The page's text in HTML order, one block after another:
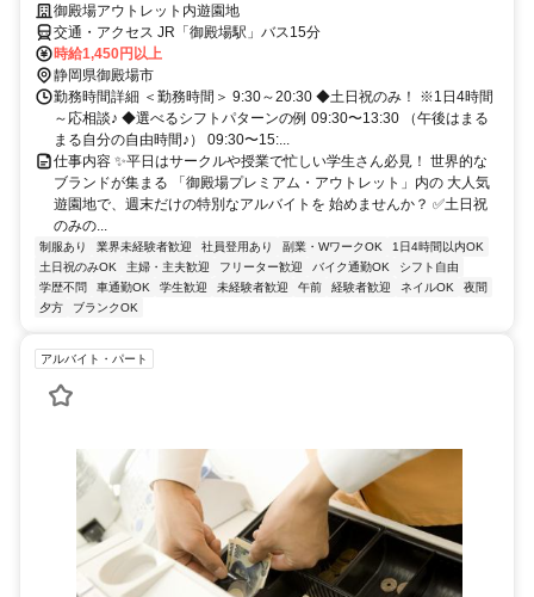
御殿場アウトレット内遊園地
交通・アクセス JR「御殿場駅」バス15分
時給1,450円以上
静岡県御殿場市
勤務時間詳細 ＜勤務時間＞ 9:30～20:30 ◆土日祝のみ！ ※1日4時間
～応相談♪ ◆選べるシフトパターンの例 09:30〜13:30 （午後はまる
まる自分の自由時間♪） 09:30〜15:...
仕事内容 ✨平日はサークルや授業で忙しい学生さん必見！ 世界的な
ブランドが集まる 「御殿場プレミアム・アウトレット」内の 大人気
遊園地で、週末だけの特別なアルバイトを 始めませんか？ ✅土日祝
のみの...
制服あり 業界未経験者歓迎 社員登用あり 副業・WワークOK
1日4時間以内OK
土日祝のみOK
主婦・主夫歓迎 フリーター歓迎 バイク通勤OK
シフト自由
学歴不問
車通勤OK 学生歓迎 未経験者歓迎 午前 経験者歓迎 ネイルOK
夜間
夕方
ブランクOK
アルバイト・パート